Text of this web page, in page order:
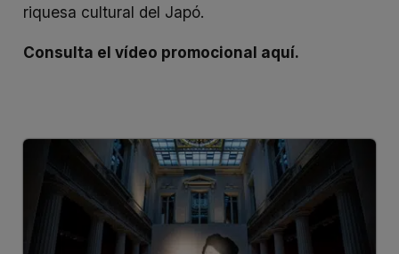
riquesa cultural del Japó.
Consulta el vídeo promocional aquí.